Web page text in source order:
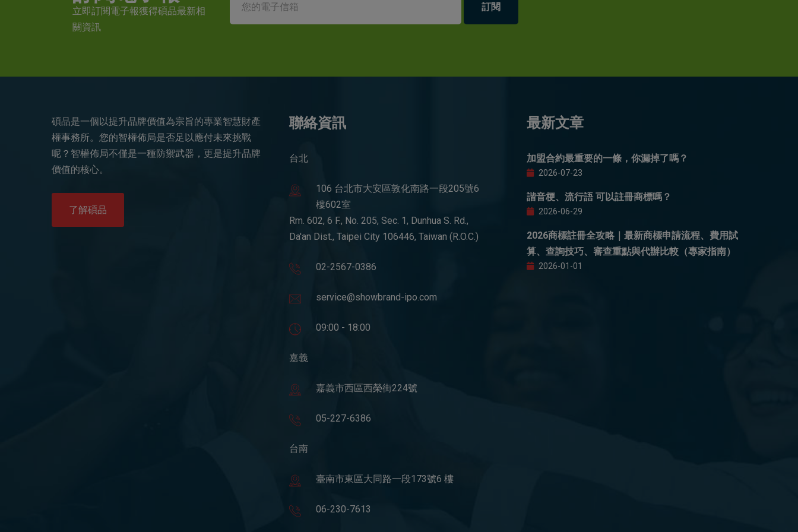
立即訂閱電子報獲得碩品最新相
關資訊
訂閱
碩品是一個以提升品牌價值為宗旨的專業智慧財產
權事務所。您的智權佈局是否足以應付未來挑戰
呢？智權佈局不僅是一種防禦武器，更是提升品牌
價值的核心。
了解碩品
聯絡資訊
台北
106 台北市大安區敦化南路一段205號6
樓602室
Rm. 602, 6 F., No. 205, Sec. 1, Dunhua S. Rd.,
Da'an Dist., Taipei City 106446, Taiwan (R.O.C.)
02-2567-0386
service@showbrand-ipo.com
09:00 - 18:00
嘉義
嘉義市西區西榮街224號
05-227-6386
台南
臺南市東區大同路一段173號6 樓
06-230-7613
最新文章
加盟合約最重要的一條，你漏掉了嗎？
2026-07-23
諧音梗、流行語 可以註冊商標嗎？
2026-06-29
2026商標註冊全攻略｜最新商標申請流程、費用試
算、查詢技巧、審查重點與代辦比較（專家指南）
2026-01-01